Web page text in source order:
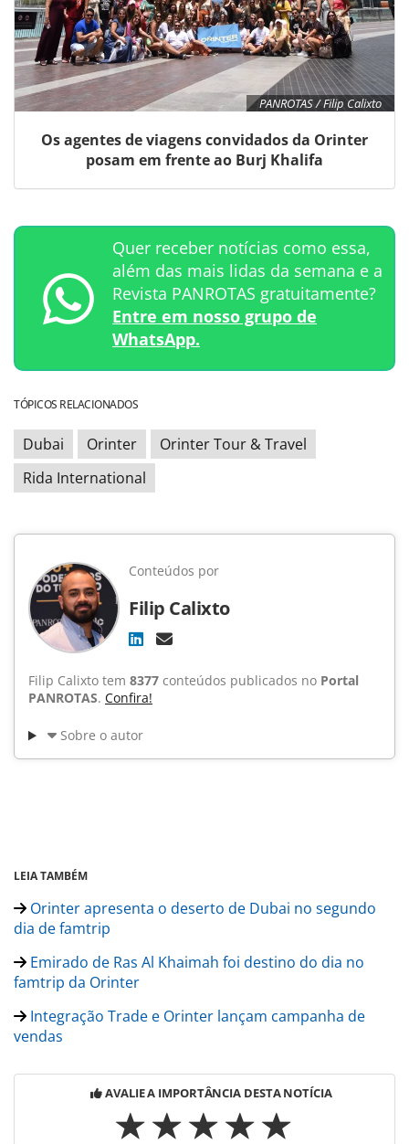
PANROTAS / Filip Calixto
Os agentes de viagens convidados da Orinter
posam em frente ao Burj Khalifa
Quer receber notícias como essa,
além das mais lidas da semana e a
Revista PANROTAS gratuitamente?
Entre em nosso grupo de
WhatsApp.
TÓPICOS RELACIONADOS
Dubai Orinter
Orinter Tour & Travel
Rida International
Conteúdos por
Filip Calixto
Filip Calixto tem 8377 conteúdos publicados no Portal
PANROTAS. Confira!
Sobre o autor
LEIA TAMBÉM
Orinter apresenta o deserto de Dubai no segundo
dia de famtrip
Emirado de Ras Al Khaimah foi destino do dia no
famtrip da Orinter
Integração Trade e Orinter lançam campanha de
vendas
AVALIE A IMPORTÂNCIA DESTA NOTÍCIA